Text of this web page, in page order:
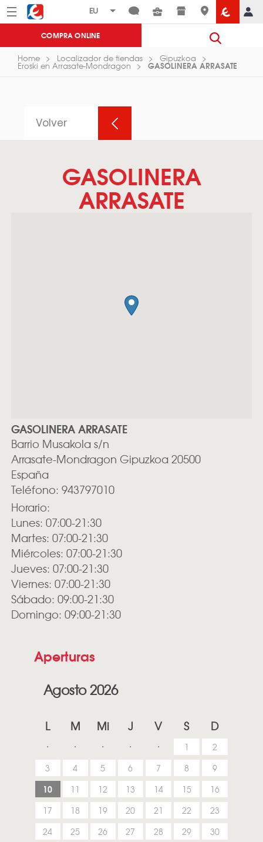
Menú Eroski
COMPRA ONLINE
Home Localizador de tiendas Gipuzkoa
Eroski en Arrasate-Mondragon GASOLINERA ARRASATE
Volver
GASOLINERA
ARRASATE
GASOLINERA ARRASATE
Barrio Musakola s/n
Arrasate-Mondragon Gipuzkoa 20500
España
Teléfono: 943797010
Horario:
Lunes: 07:00-21:30
Martes: 07:00-21:30
Miércoles: 07:00-21:30
Jueves: 07:00-21:30
Viernes: 07:00-21:30
Sábado: 09:00-21:30
Domingo: 09:00-21:30
Aperturas
Agosto 2026
L M Mi J V S D
1
2
3
4 5 6 7 8 9
10 11 12 13 14 15
16
17
18 19 20 21 22
23
24
25 26 27 28 29
30